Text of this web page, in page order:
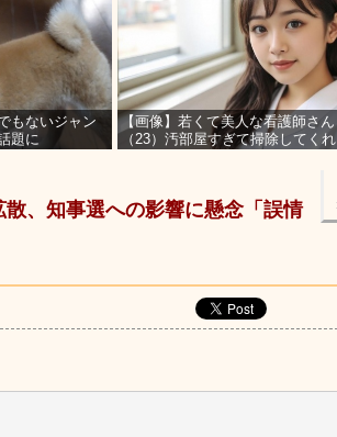
もないジャン
題に
【画像】若くて美人な看護師さん
（23）汚部屋すぎて掃除してくれ
散、知事選への影響に懸念「誤情